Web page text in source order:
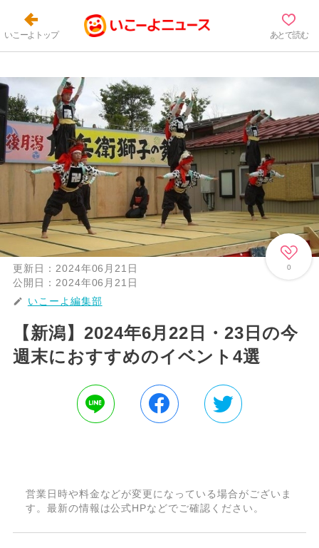
いこーよトップ あとで読む
0
更新日： 2024年06月21日
公開日： 2024年06月21日
いこーよ編集部
【新潟】2024年6月22日・23日の今
週末におすすめのイベント4選
営業日時や料金などが変更になっている場合がございま
す。最新の情報は公式HPなどでご確認ください。